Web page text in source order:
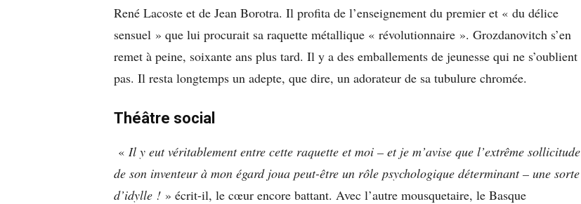
René Lacoste et de Jean Borotra. Il profita de l’enseignement du premier et « du délice
sensuel » que lui procurait sa raquette métallique « révolutionnaire ». Grozdanovitch s’en
remet à peine, soixante ans plus tard. Il y a des emballements de jeunesse qui ne s’oublient
pas. Il resta longtemps un adepte, que dire, un adorateur de sa tubulure chromée.
Théâtre social
« Il y eut véritablement entre cette raquette et moi – et je m’avise que l’extrême sollicitude
de son inventeur à mon égard joua peut-être un rôle psychologique déterminant – une sorte
d’idylle ! » écrit-il, le cœur encore battant. Avec l’autre mousquetaire, le Basque